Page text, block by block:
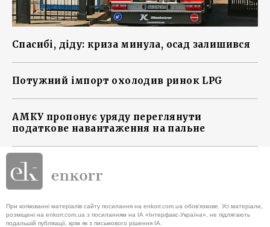
Спасибі, діду: криза минула, осад залишився
Потужний імпорт охолодив ринок LPG
АМКУ пропонує уряду переглянути
податкове навантаження на пальне
При копіюванні матеріалів сайту посилання на enkorr.com.ua обов'язкове. Усі матеріали,
розміщені на enkorr.com.ua з посиланням на ІА «Інтерфакс-Україна», не підлягають
подальшій публікації, крім як з письмового рішення ІА.